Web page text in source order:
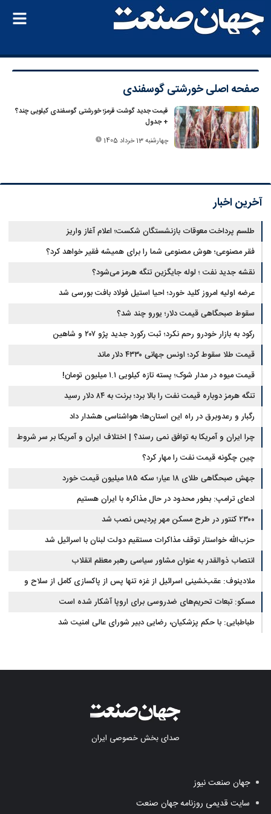
صفحه اصلیخورشتی گوسفندی
قیمت جدید گوشت قرمز؛ خورشتی گوسفندی کیلویی چند؟
+ جدول
چهارشنبه 13 خرداد 1405
آخرین اخبار
طلسم پرداخت معوقات بازنشستگان شکست؛ اعلام آغاز واریز
فقر مصنوعی؛ هوش مصنوعی شما را برای همیشه فقیر خواهد کرد؟
نقشه جدید نفت ؛ لوله جایگزین تنگه هرمز می‌شود؟
عرضه اولیه امروز کلید خورد؛ احیا استیل فولاد بافت بورسی شد
سقوط صبحگاهی قیمت دلار؛ یورو چند شد؟
رکود به بازار خودرو رحم نکرد؛ ثبت رکورد جدید پژو ۲۰۷ و شاهین
قیمت طلا سقوط کرد؛ اونس جهانی ۴۳۳۰ دلار ماند
قیمت میوه در مدار شوک؛ پسته تازه کیلویی ۱.۱ میلیون تومان!
تنگه هرمز دوباره قیمت نفت را بالا برد؛ برنت به ۸۴ دلار رسید
رگبار و رعدوبرق در راه این استان‌ها؛ هواشناسی هشدار داد
چرا ایران و آمریکا به توافق نمی رسند؟ | اختلاف ایران و آمریکا بر سر شروط
پایان جنگ افزایش یافت
چین چگونه قیمت نفت را مهار کرد؟
جهش صبحگاهی طلای ۱۸ عیار؛ سکه ۱۸۵ میلیون قیمت خورد
ادعای ترامپ: بطور محدود در حال مذاکره با ایران هستیم
۲۳۰۰ کنتور در طرح مسکن مهر پردیس نصب شد
حزب‌الله خواستار توقف مذاکرات مستقیم دولت لبنان با اسرائیل شد
انتصاب ذوالقدر به عنوان مشاور سیاسی رهبر معظم انقلاب
ملادینوف: عقب‌نشینی اسرائیل از غزه تنها پس از پاکسازی کامل از سلاح و
تونل‌ها انجام می‌شود
مسکو: تبعات تحریم‌های ضدروسی برای اروپا آشکار شده است
طباطبایی: با حکم پزشکیان، رضایی دبیر شورای عالی امنیت شد
صدای بخش خصوصی ایران
جهان صنعت نیوز
سایت قدیمی روزنامه جهان صنعت